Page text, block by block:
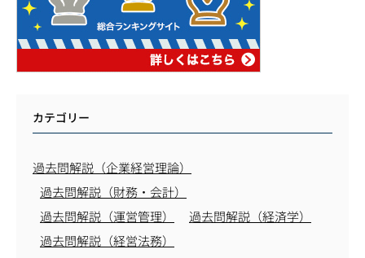
カテゴリー
過去問解説（企業経営理論）
過去問解説（財務・会計）
過去問解説（運営管理）
過去問解説（経済学）
過去問解説（経営法務）